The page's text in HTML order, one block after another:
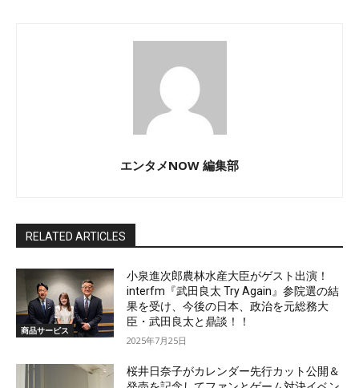
エンタメNOW 編集部
RELATED ARTICLES
商品サービス
小泉進次郎農林水産大臣がゲスト出演！
interfm『武田良太 Try Again』参院選の結
果を受け、今後の日本、政治を元総務大
臣・武田良太と鼎談！！
2025年7月25日
桜井日奈子がカレンダー先行カット公開＆